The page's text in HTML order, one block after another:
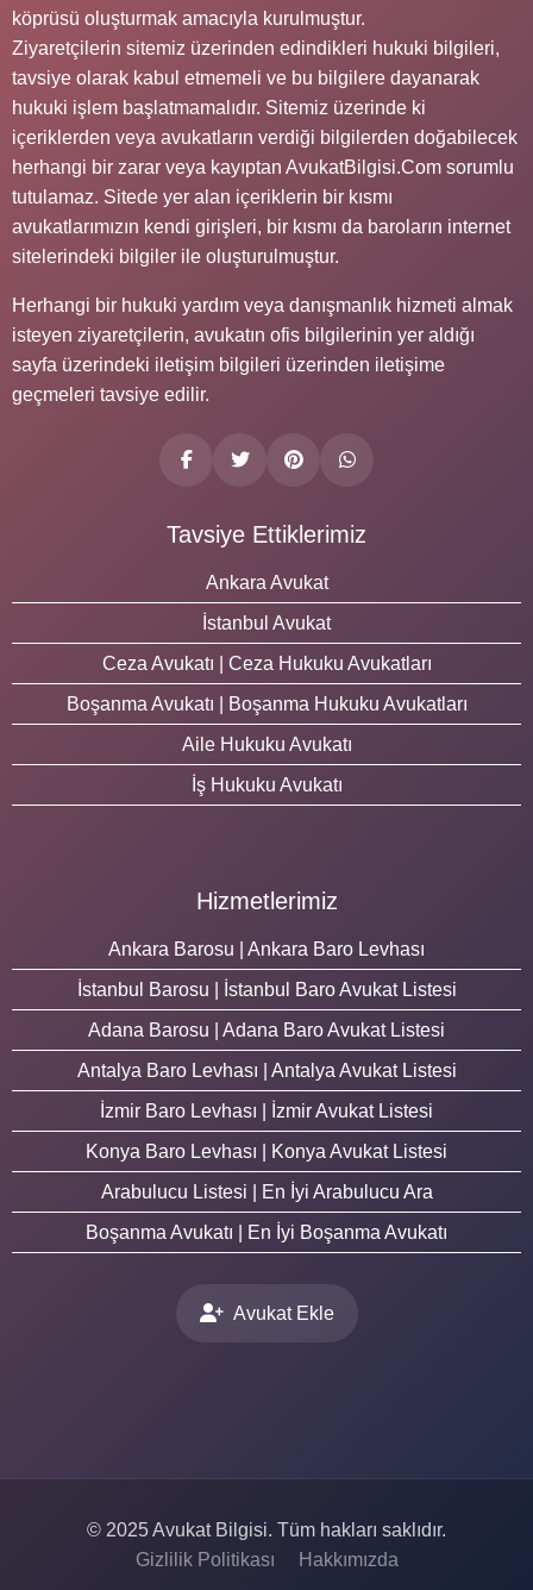
köprüsü oluşturmak amacıyla kurulmuştur.
Ziyaretçilerin sitemiz üzerinden edindikleri hukuki bilgileri,
tavsiye olarak kabul etmemeli ve bu bilgilere dayanarak
hukuki işlem başlatmamalıdır. Sitemiz üzerinde ki
içeriklerden veya avukatların verdiği bilgilerden doğabilecek
herhangi bir zarar veya kayıptan AvukatBilgisi.Com sorumlu
tutulamaz. Sitede yer alan içeriklerin bir kısmı
avukatlarımızın kendi girişleri, bir kısmı da baroların internet
sitelerindeki bilgiler ile oluşturulmuştur.
Herhangi bir hukuki yardım veya danışmanlık hizmeti almak
isteyen ziyaretçilerin, avukatın ofis bilgilerinin yer aldığı
sayfa üzerindeki iletişim bilgileri üzerinden iletişime
geçmeleri tavsiye edilir.
Tavsiye Ettiklerimiz
Ankara Avukat
İstanbul Avukat
Ceza Avukatı | Ceza Hukuku Avukatları
Boşanma Avukatı | Boşanma Hukuku Avukatları
Aile Hukuku Avukatı
İş Hukuku Avukatı
Hizmetlerimiz
Ankara Barosu | Ankara Baro Levhası
İstanbul Barosu | İstanbul Baro Avukat Listesi
Adana Barosu | Adana Baro Avukat Listesi
Antalya Baro Levhası | Antalya Avukat Listesi
İzmir Baro Levhası | İzmir Avukat Listesi
Konya Baro Levhası | Konya Avukat Listesi
Arabulucu Listesi | En İyi Arabulucu Ara
Boşanma Avukatı | En İyi Boşanma Avukatı
Avukat Ekle
© 2025 Avukat Bilgisi. Tüm hakları saklıdır.
Gizlilik Politikası
Hakkımızda